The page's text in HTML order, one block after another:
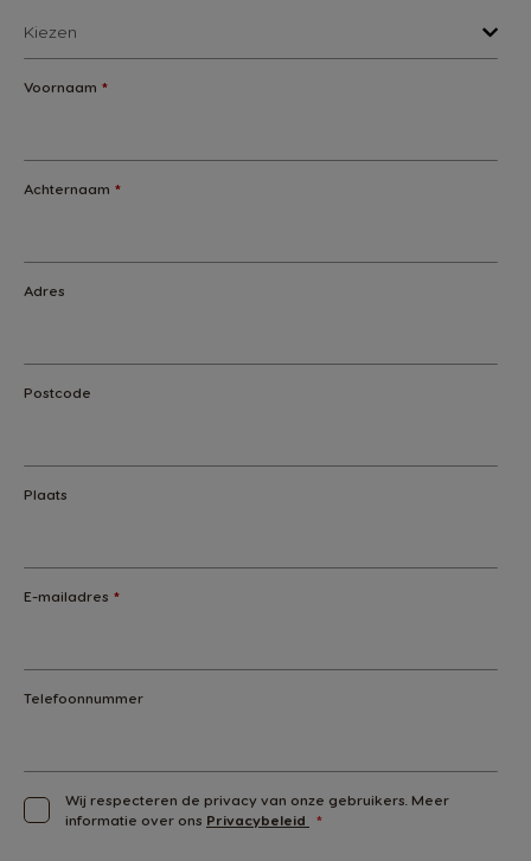
Voornaam *
Achternaam *
Adres
Postcode
Plaats
E-mailadres *
Telefoonnummer
Wij respecteren de privacy van onze gebruikers. Meer
informatie over ons Privacybeleid